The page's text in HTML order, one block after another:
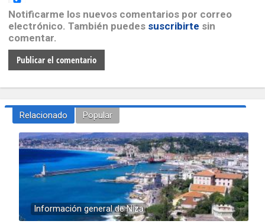
Notificarme los nuevos comentarios por correo
electrónico. También puedes suscribirte sin
comentar.
Relacionado Popular
Información general de Niza